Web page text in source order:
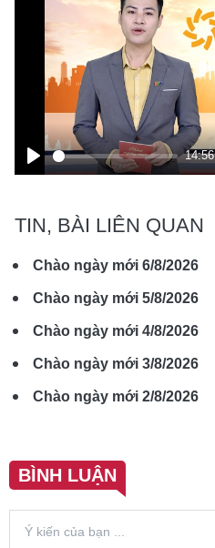
Play
14:56
TIN, BÀI LIÊN QUAN
Chào ngày mới 6/8/2026
Chào ngày mới 5/8/2026
Chào ngày mới 4/8/2026
Chào ngày mới 3/8/2026
Chào ngày mới 2/8/2026
BÌNH LUẬN